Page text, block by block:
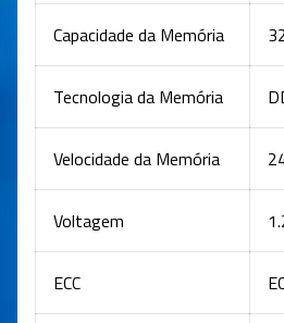
Capacidade da Memória
Tecnologia da Memória
Velocidade da Memória
Voltagem
ECC